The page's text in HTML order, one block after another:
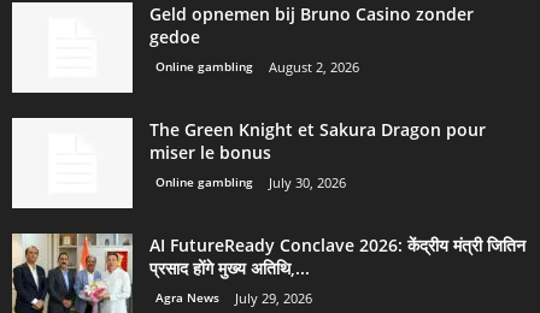
Geld opnemen bij Bruno Casino zonder
gedoe
Online gambling August 2, 2026
The Green Knight et Sakura Dragon pour
miser le bonus
Online gambling July 30, 2026
AI FutureReady Conclave 2026: केंद्रीय मंत्री जितिन
प्रसाद होंगे मुख्य अतिथि,...
Agra News July 29, 2026